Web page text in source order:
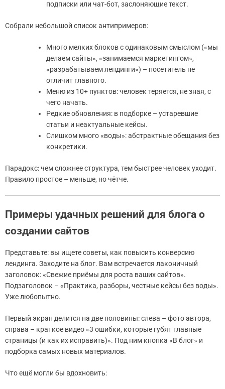
подписки или чат-бот, заслоняющие текст.
Собрали небольшой список антипримеров:
Много мелких блоков с одинаковым смыслом («мы
делаем сайты», «занимаемся маркетингом»,
«разрабатываем лендинги») – посетитель не
отличит главного.
Меню из 10+ пунктов: человек теряется, не зная, с
чего начать.
Редкие обновления: в подборке – устаревшие
статьи и неактуальные кейсы.
Слишком много «воды»: абстрактные обещания без
конкретики.
Парадокс: чем сложнее структура, тем быстрее человек уходит.
Правило простое – меньше, но чётче.
Примеры удачных решений для блога о
создании сайтов
Представьте: вы ищете советы, как повысить конверсию
лендинга. Заходите на блог. Вам встречается лаконичный
заголовок: «Свежие приёмы для роста ваших сайтов».
Подзаголовок – «Практика, разборы, честные кейсы без воды».
Уже любопытно.
Первый экран делится на две половины: слева – фото автора,
справа – краткое видео «3 ошибки, которые губят главные
страницы (и как их исправить)». Под ним кнопка «В блог» и
подборка самых новых материалов.
Что ещё могли бы вдохновить: